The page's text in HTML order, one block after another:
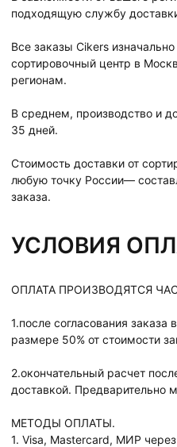
подходящую службу
Все заказы Cikers
сортировочный центр в
регионам.
В среднем, производство и
35 дней.
Стоимость доставки от
любую точку России—
заказа.
УСЛОВИЯ
ОПЛАТА ПРОИЗВОДЯТСЯ
1.после согласования заказа
размере 50% от стоимости
2.окончательный расчет
доставкой. Предварительно
МЕТОДЫ ОПЛАТЫ.
1. Visa, Mastercard, МИР